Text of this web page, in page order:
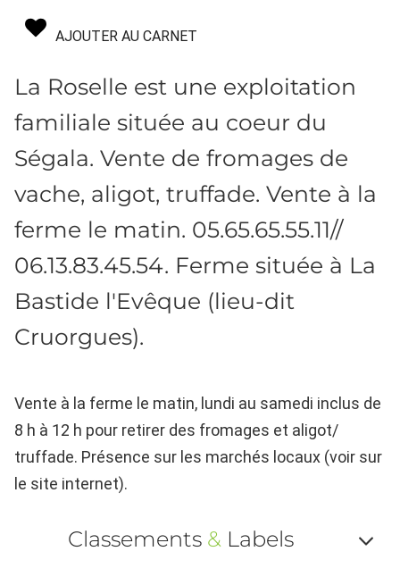
AJOUTER AU CARNET
La Roselle est une exploitation
familiale située au coeur du
Ségala. Vente de fromages de
vache, aligot, truffade. Vente à la
ferme le matin. 05.65.65.55.11//
06.13.83.45.54. Ferme située à La
Bastide l'Evêque (lieu-dit
Cruorgues).
Vente à la ferme le matin, lundi au samedi inclus de
8 h à 12 h pour retirer des fromages et aligot/
truffade. Présence sur les marchés locaux (voir sur
le site internet).
Classements &Labels